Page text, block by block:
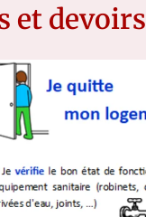
et devoirs